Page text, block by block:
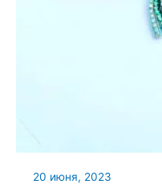
20 июня, 2023